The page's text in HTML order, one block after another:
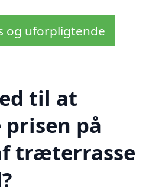
og uforpligtende
til at
på
træterrasse